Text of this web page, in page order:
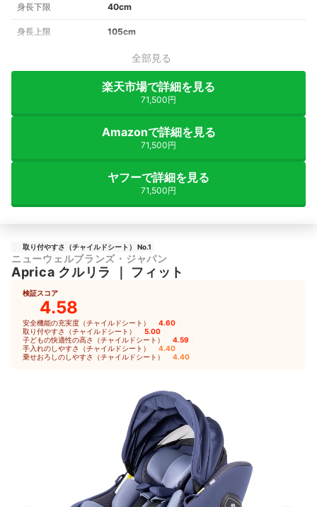
身長下限 40cm
身長上限 105cm
全部見る
楽天市場で詳細を見る
71,500円
Amazonで詳細を見る
71,500円
ヤフーで詳細を見る
71,500円
取り付やすさ（チャイルドシート） No.1
ニューウェルブランズ・ジャパン
Aprica クルリラ ｜ フィット
検証スコア
4.58
安全機能の充実度（チャイルドシート） 4.60
取り付やすさ（チャイルドシート） 5.00
子どもの快適性の高さ（チャイルドシート） 4.59
手入れのしやすさ（チャイルドシート） 4.40
乗せおろしのしやすさ（チャイルドシート） 4.40